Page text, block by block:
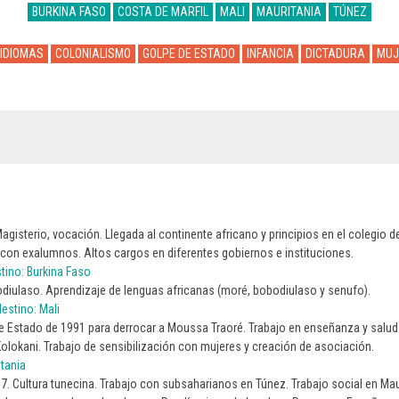
BURKINA FASO COSTA DE MARFIL MALI MAURITANIA TÚNEZ
IDIOMAS COLONIALISMO GOLPE DE ESTADO INFANCIA DICTADURA
vocación. Llegada al continente africano y principios en el colegio
exalumnos. Altos cargos en diferentes gobiernos e instituciones.
Burkina Faso
Aprendizaje de lenguas africanas (moré, bobodiulaso y senufo).
Mali
Estado de 1991 para derrocar a Moussa Traoré. Trabajo en enseñanza y
Trabajo de sensibilización con mujeres y creación de asociación.
Cultura tunecina. Trabajo con subsaharianos en Túnez. Trabajo social en